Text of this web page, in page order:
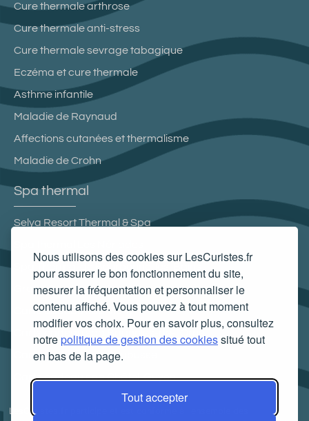
Nous utilisons des cookies sur LesCuristes.fr
pour assurer le bon fonctionnement du site,
mesurer la fréquentation et personnaliser le
contenu affiché. Vous pouvez à tout moment
modifier vos choix. Pour en savoir plus, consultez
notrepolitique de gestion des cookiessitué tout
en bas de la page.
Tout accepter
Cure thermale arthrose
Cure thermale anti-stress
Cure thermale sevrage tabagique
Eczéma et cure thermale
Asthme infantile
Maladie de Raynaud
Affections cutanées et thermalisme
Maladie de Crohn
Spa thermal
Selya Resort Thermal & Spa
Spa Thermal de Bourbonne-les-Bains
Grand Spa thermal
Carte cadeau spa Vichy
Carte cadeau spa Bagnoles-de-l'Orne
Carte cadeau spa Saubusse
Carte cadeau spa Châtel-Guyon
LesCuristes.fr participe et est conforme à l'ensemble des